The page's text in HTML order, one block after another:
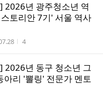
2026년 광주청소년 역
토리안 7기' 서울 역사
시간 조회수
4
2026년 동구 청소년 그
아리 '뽈링' 전문가 멘토